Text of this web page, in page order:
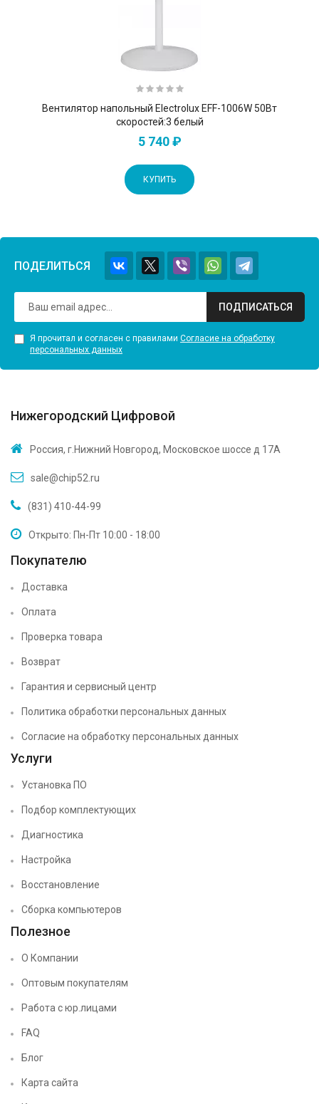
Вентилятор напольный Electrolux EFF-1006W 50Вт
скоростей:3 белый
5 740 ₽
КУПИТЬ
ПОДЕЛИТЬСЯ
ПОДПИСАТЬСЯ
Я прочитал и согласен с правилами Согласие на обработку
персональных данных
Нижегородский Цифровой
Россия, г.Нижний Новгород, Московское шоссе д 17А
sale@chip52.ru
(831) 410-44-99
Открыто: Пн-Пт 10:00 - 18:00
Покупателю
Доставка
Оплата
Проверка товара
Возврат
Гарантия и сервисный центр
Политика обработки персональных данных
Согласие на обработку персональных данных
Услуги
Установка ПО
Подбор комплектующих
Диагностика
Настройка
Восстановление
Сборка компьютеров
Полезное
О Компании
Оптовым покупателям
Работа с юр.лицами
FAQ
Блог
Карта сайта